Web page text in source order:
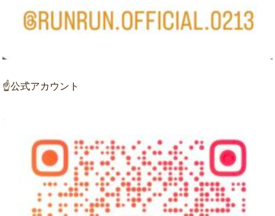
☝公式アカウント